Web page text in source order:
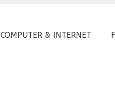
COMPUTER & INTERNET